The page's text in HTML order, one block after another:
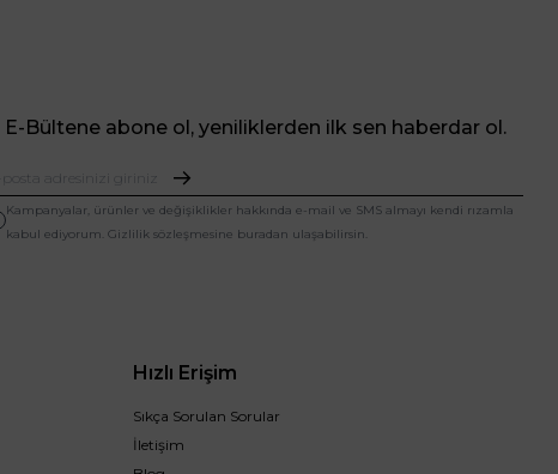
E-Bültene abone ol, yeniliklerden ilk sen haberdar ol.
Kampanyalar, ürünler ve değişiklikler hakkında e-mail ve SMS almayı kendi rızamla
kabul ediyorum. Gizlilik sözleşmesine buradan ulaşabilirsin.
Hızlı Erişim
Sıkça Sorulan Sorular
İletişim